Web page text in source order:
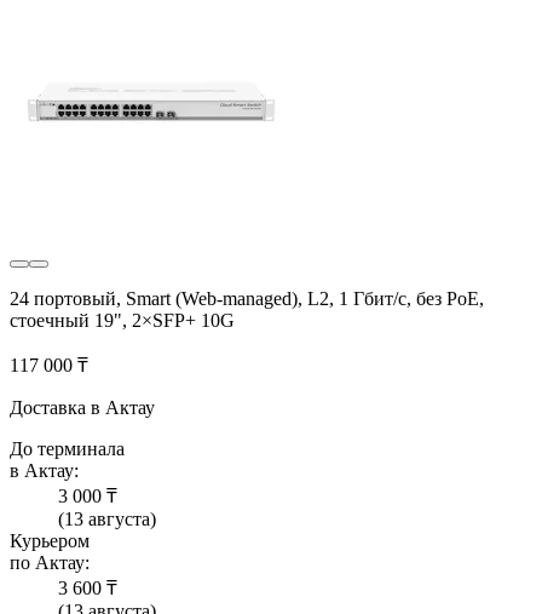
24 портовый, Smart (Web-managed), L2, 1 Гбит/с, без PoE,
стоечный 19", 2×SFP+ 10G
117 000 ₸
Доставка в Актау
До терминала
в Актау:
3 000 ₸
(13 августа)
Курьером
по Актау:
3 600 ₸